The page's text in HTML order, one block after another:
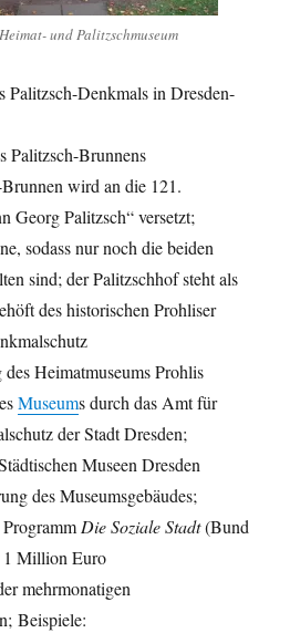
und Palitzschmuseum
Palitzsch-Denkmals in Dresden-
Palitzsch-Brunnens
wird an die 121.
Georg Palitzsch“ versetzt;
sodass nur noch die beiden
sind; der Palitzschhof steht als
des historischen Prohliser
Heimatmuseums Prohlis
Museums durch das Amt für
der Stadt Dresden;
Museen Dresden
des Museumsgebäudes;
Die Soziale Stadt(Bund
1 Million Euro
mehrmonatigen
Beispiele: